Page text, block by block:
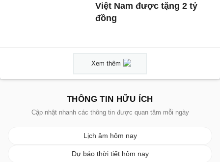
Việt Nam được tặng 2 tỷ
đồng
Xem thêm
THÔNG TIN HỮU ÍCH
Cập nhật nhanh các thông tin được quan tâm mỗi ngày
Lịch âm hôm nay
Dự báo thời tiết hôm nay